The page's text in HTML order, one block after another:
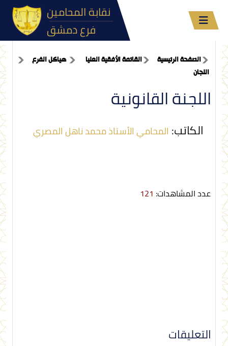
فرع دمشق
الصفحة الرئيسية القائمة الأفقية العليا
هياكل الفرع
اللجان
اللجنة القانونية
الكاتب: المحامي الأستاذ محمد ناهل المصري
عدد المشاهدات: 121
التعليقات